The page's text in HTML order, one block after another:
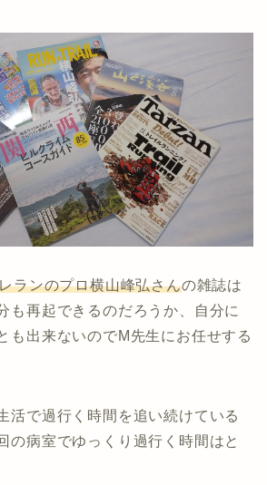
ランのプロ横山峰弘さんの雑誌は
も再起できるのだろうか、自分に
も出来ないのでM先生にお任せする
活で過行く時間を追い続けている
の病室でゆっくり過行く時間はと